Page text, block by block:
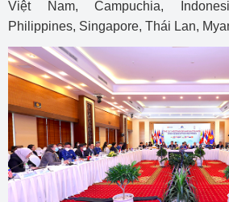
Việt Nam, Campuchia,
Philippines, Singapore, Thái Lan,